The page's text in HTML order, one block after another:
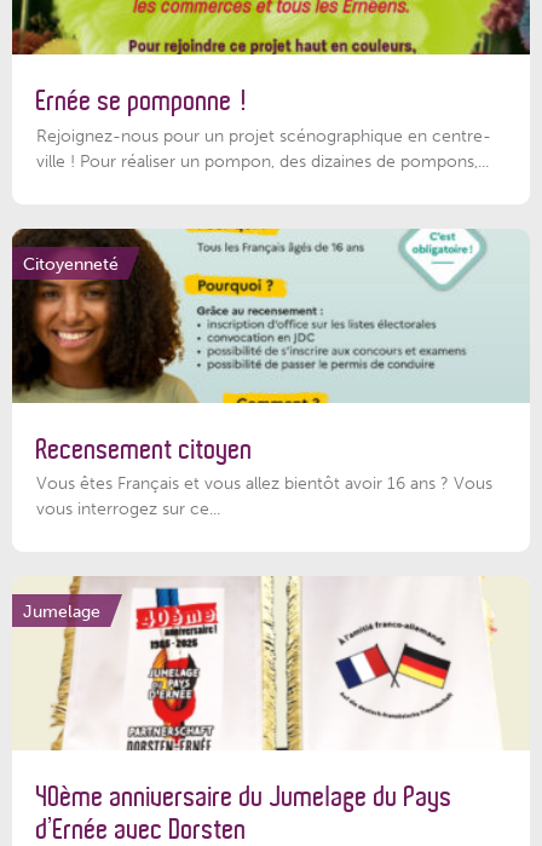
Ernée se pomponne !
Rejoignez-nous pour un projet scénographique en centre-
ville ! Pour réaliser un pompon, des dizaines de pompons,...
Citoyenneté
Recensement citoyen
Vous êtes Français et vous allez bientôt avoir 16 ans ? Vous
vous interrogez sur ce...
Jumelage
40ème anniversaire du Jumelage du Pays
d’Ernée avec Dorsten